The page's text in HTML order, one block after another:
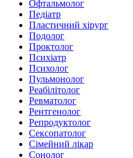
Офтальмолог
Педіатр
Пластичний хірург
Подолог
Проктолог
Психіатр
Психолог
Пульмонолог
Реабілітолог
Ревматолог
Рентгенолог
Репродуктолог
Сексопатолог
Сімейний лікар
Сонолог